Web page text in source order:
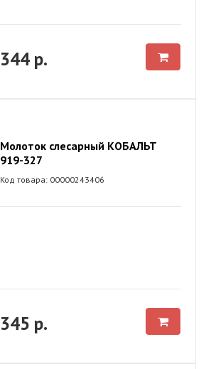
344 р.
Молоток слесарный КОБАЛЬТ
919-327
Код товара: 00000243406
345 р.